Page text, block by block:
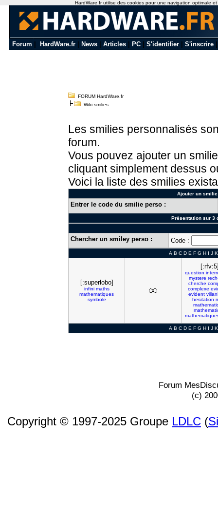
Forum HardWare.fr News Articles PC S'identifier S'inscrire
FORUM HardWare.fr
Wiki smilies
Les smilies personnalisés
forum.
Vous pouvez ajouter un
cliquant simplement dessus
Voici la liste des smilies
Ajouter un
Entrer le code du smilie perso :
Présentation sur 3
Chercher un smiley perso : Code :
A B C D E F G H I J K
[:superlobo]
infini maths
mathematiques
symbole
question
mystere
cherche
complexe
evident villani
hesitation
A B C D E F G H I J K
Forum
(c)
Copyright © 1997-2025 Groupe LDLC (
HardWare.fr utilise des cookies pour une navigation optimale